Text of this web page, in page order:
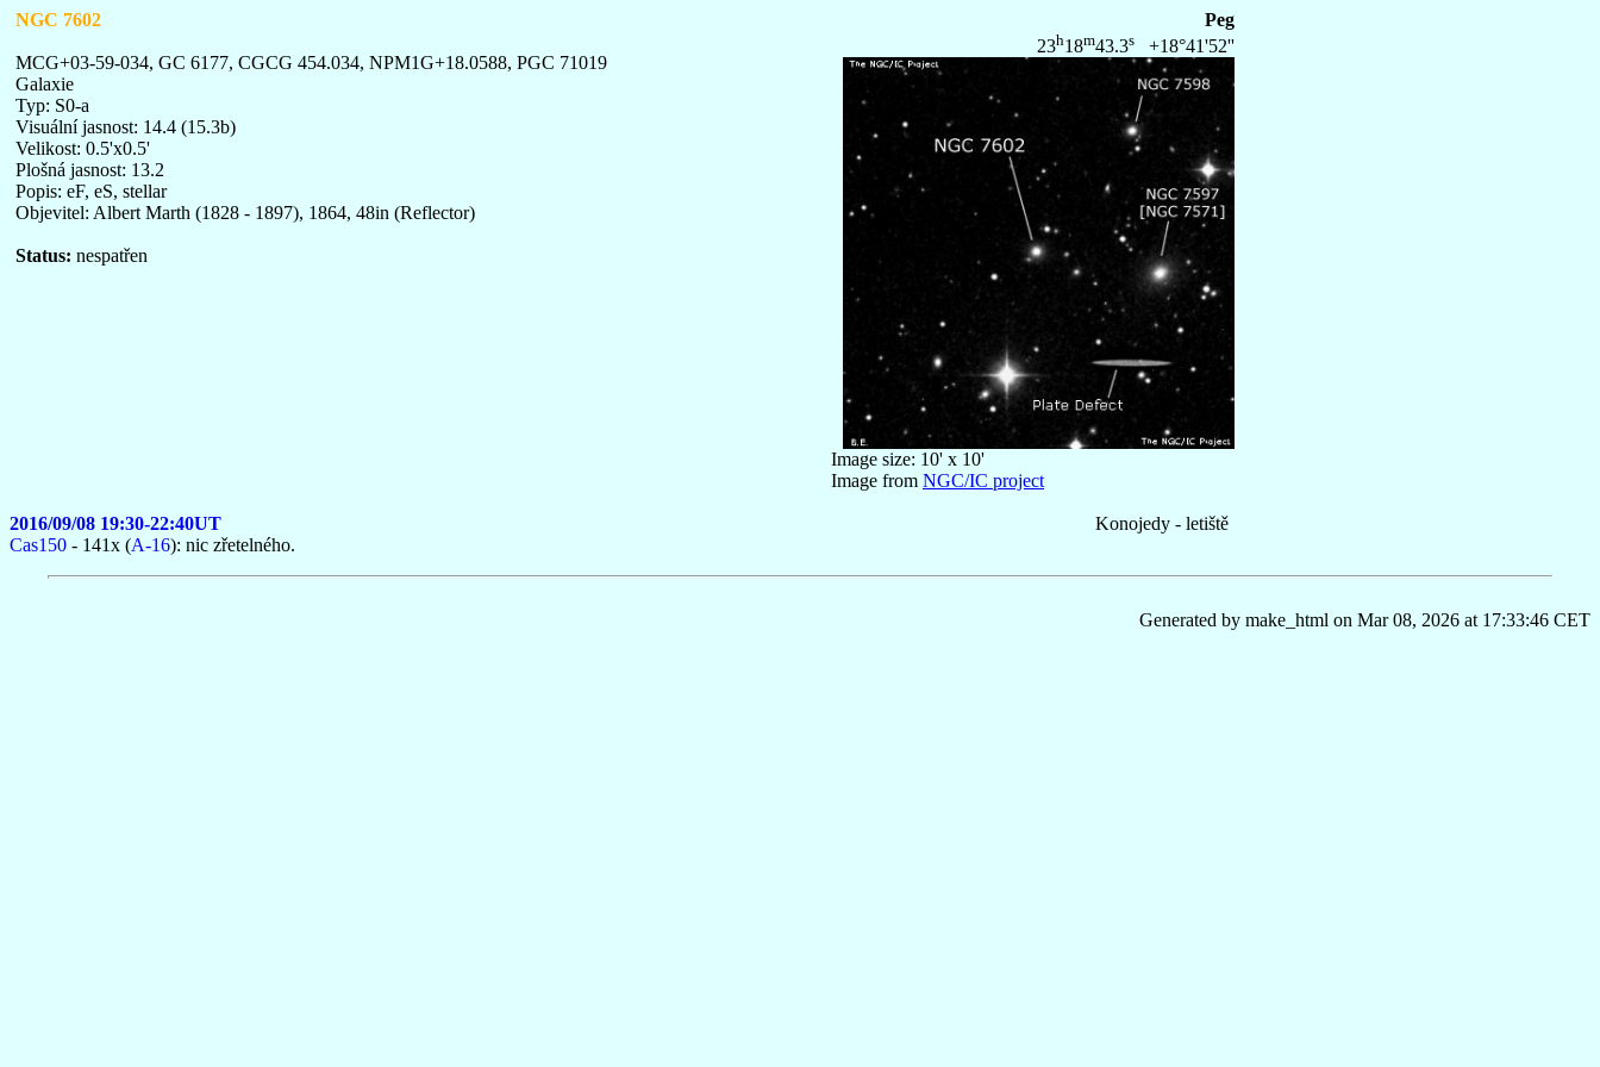
Peg
NGC 7602
23h18m43.3s +18°41'52''
MCG+03-59-034, GC 6177, CGCG 454.034, NPM1G+18.0588, PGC 71019
Galaxie
Typ: S0-a
Visuální jasnost: 14.4 (15.3b)
Velikost: 0.5'x0.5'
Plošná jasnost: 13.2
Popis: eF, eS, stellar
Objevitel: Albert Marth (1828 - 1897), 1864, 48in (Reflector)
Status: nespatřen
Image size: 10' x 10'
Image from NGC/IC project
Konojedy - letiště
2016/09/08 19:30-22:40UT
Cas150 - 141x (A-16): nic zřetelného.
Generated by make_html on Mar 08, 2026 at 17:33:46 CET